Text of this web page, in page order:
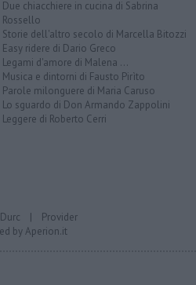
Due chiacchiere in cucina di Sabrina
Rossello
Storie dell'altro secolo di Marcella Bitozzi
Easy ridere di Dario Greco
Legami d'amore di Malena ...
Musica e dintorni di Fausto Pirìto
Parole milonguere di Maria Caruso
Lo sguardo di Don Armando Zappolini
Leggere di Roberto Cerri
Durc | Provider
byAperion.it